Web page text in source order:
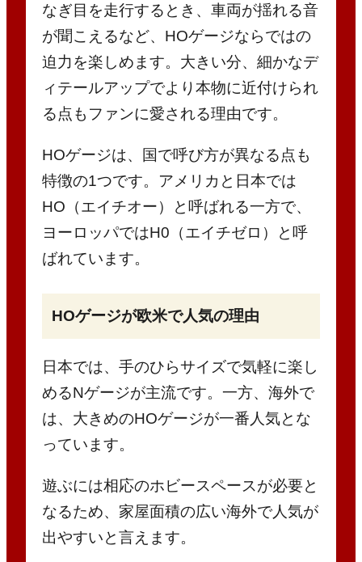
なぎ目を走行するとき、車両が揺れる音
が聞こえるなど、HOゲージならではの
迫力を楽しめます。大きい分、細かなデ
ィテールアップでより本物に近付けられ
る点もファンに愛される理由です。
HOゲージは、国で呼び方が異なる点も
特徴の1つです。アメリカと日本では
HO（エイチオー）と呼ばれる一方で、
ヨーロッパではH0（エイチゼロ）と呼
ばれています。
HOゲージが欧米で人気の理由
日本では、手のひらサイズで気軽に楽し
めるNゲージが主流です。一方、海外で
は、大きめのHOゲージが一番人気とな
っています。
遊ぶには相応のホビースペースが必要と
なるため、家屋面積の広い海外で人気が
出やすいと言えます。